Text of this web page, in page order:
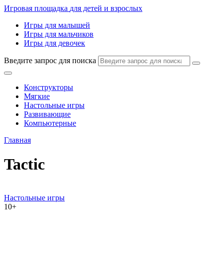
Игровая площадка для детей и взрослых
Игры для малышей
Игры для мальчиков
Игры для девочек
Введите запрос для поиска
Конструкторы
Мягкие
Настольные игры
Развивающие
Компьютерные
Главная
Tactic
Настольные игры
10+